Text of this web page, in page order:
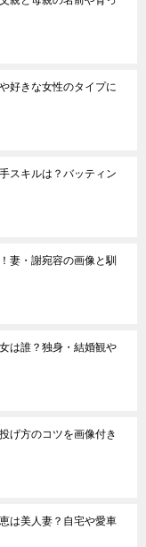
好きな女性のタイプに
スキルは？バッティン
妻・謝宛容の画像と馴
は誰？独身・結婚観や
げ方のコツを画像付き
は美人妻？自宅や愛車